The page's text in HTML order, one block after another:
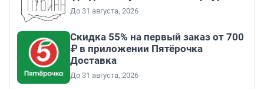
До 31 августа, 2026
Скидка 55% на первый заказ от 700
₽ в приложении Пятёрочка
Доставка
До 31 августа, 2026